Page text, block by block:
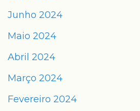
Junho 2024
Maio 2024
Abril 2024
Março 2024
Fevereiro 2024